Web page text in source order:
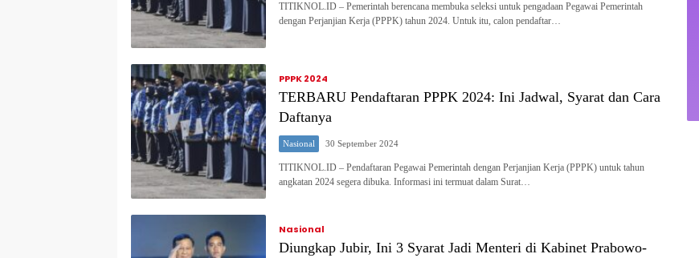
TITIKNOL.ID – Pemerintah berencana membuka seleksi untuk pengadaan Pegawai Pemerintah
dengan Perjanjian Kerja (PPPK) tahun 2024. Untuk itu, calon pendaftar…
PPPK 2024
TERBARU Pendaftaran PPPK 2024: Ini Jadwal, Syarat dan Cara
Daftanya
Nasional 30 September 2024
TITIKNOL.ID – Pendaftaran Pegawai Pemerintah dengan Perjanjian Kerja (PPPK) untuk tahun
angkatan 2024 segera dibuka. Informasi ini termuat dalam Surat…
Nasional
Diungkap Jubir, Ini 3 Syarat Jadi Menteri di Kabinet Prabowo-